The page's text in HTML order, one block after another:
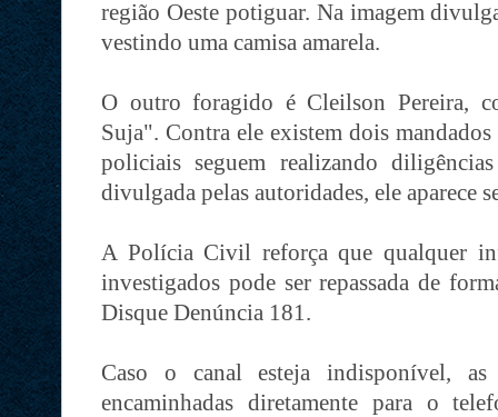
região Oeste potiguar. Na imagem
vestindo uma camisa amarela.
O outro foragido é Cleilson Pereira,
Suja". Contra ele existem dois
policiais seguem realizando
divulgada pelas autoridades, ele aparece
A Polícia Civil reforça que qualquer
investigados pode ser repassada de
Disque Denúncia 181.
Caso o canal esteja indisponível, as
encaminhadas diretamente para o